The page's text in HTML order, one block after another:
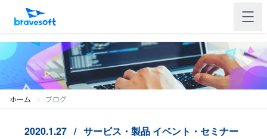
ホーム ブログ
2020.1.27 サービス・製品 イベント・セミナー